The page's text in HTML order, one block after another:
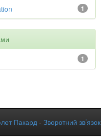
1
1
Пакард- Зворотний зв’язок